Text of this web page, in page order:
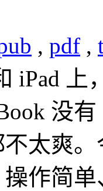
, pdf ,
iPad 上
没
太爽。
作简